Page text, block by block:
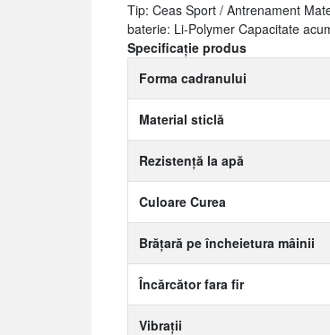
Tip: Ceas Sport / Antrenament
baterie: Li-Polymer Capacitate
Specificație produs
Forma cadranului
Material sticlă
Rezistență la apă
Culoare Curea
Brățară pe încheietura mâinii
Încărcător fara fir
Vibrații